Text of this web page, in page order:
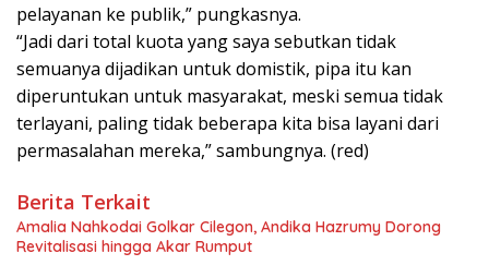
pelayanan ke publik,” pungkasnya.
“Jadi dari total kuota yang saya sebutkan tidak
semuanya dijadikan untuk domistik, pipa itu kan
diperuntukan untuk masyarakat, meski semua tidak
terlayani, paling tidak beberapa kita bisa layani dari
permasalahan mereka,” sambungnya. (red)
Berita Terkait
Amalia Nahkodai Golkar Cilegon, Andika Hazrumy Dorong
Revitalisasi hingga Akar Rumput